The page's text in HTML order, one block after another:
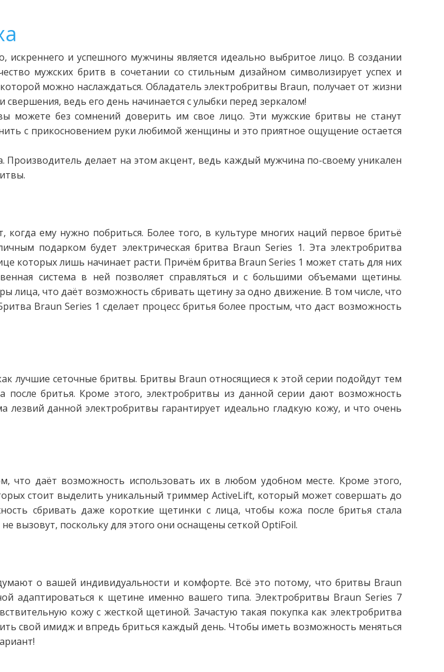
и успешного мужчины является идеально выбритое лицо. В создании
мужских бритв в сочетании со стильным дизайном символизирует успех и
можно наслаждаться. Обладатель электробритвы Braun, получает от жизни
ведь его день начинается с улыбки перед зеркалом!
можете без сомнений доверить им свое лицо. Эти мужские бритвы не станут
с прикосновением руки любимой женщины и это приятное ощущение остается
делает на этом акцент, ведь каждый мужчина по-своему уникален
ему нужно побриться. Более того, в культуре многих наций первое бритьё
подарком будет электрическая бритва Braun Series 1. Эта электробритва
которых лишь начинает расти. Причём бритва Braun Series 1 может стать для них
система в ней позволяет справляться и с большими объемами щетины.
лица, что даёт возможность сбривать щетину за одно движение. В том числе, что
Braun Series 1 сделает процесс бритья более простым, что даст возможность
лучшие сеточные бритвы. Бритвы Braun относящиеся к этой серии подойдут тем
бритья. Кроме этого, электробритвы из данной серии дают возможность
лезвий данной электробритвы гарантирует идеально гладкую кожу, и что очень
что даёт возможность использовать их в любом удобном месте. Кроме этого,
стоит выделить уникальный триммер ActiveLift, который может совершать до
сбривать даже короткие щетинки с лица, чтобы кожа после бритья стала
вызовут, поскольку для этого они оснащены сеткой OptiFoil.
о вашей индивидуальности и комфорте. Всё это потому, что бритвы Braun
адаптироваться к щетине именно вашего типа. Электробритвы Braun Series 7
кожу с жесткой щетиной. Зачастую такая покупка как электробритва
свой имидж и впредь бриться каждый день. Чтобы иметь возможность меняться